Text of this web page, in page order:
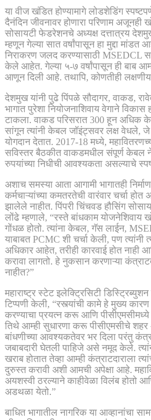
या वीज खंडित होण्यामागे लोडशेडिंग
दैनंदिन जीवनावर होणारा परिणाम अजूनही
सोसायटी फेडरेशनचे अध्यक्ष दत्तात्रय
म्हणून गेल्या सात वर्षांपासून हा मुद्दा
निराकरण जलद करण्यासाठी MSEDCL
केले आहेत. गेल्या ५-७ वर्षांपासून ही बाब
आणून दिली आहे. तथापि, कोणतीही लक्षणीय
देशमुख यांनी पुढे पिंपळे सौदागर, वाकड,
भागात पुरेशा नियोजनाशिवाय वेगाने
टाकला. वाकड परिसरात 300 हून अधिक
सांगून त्यांनी केबल जॉइंट्सवर लक्ष वेधले, जे
योगदान देतात. 2017-18 मध्ये,
सविस्तर बैठकीत वाकडमधील संपूर्ण केबल
रुपयांच्या निधीची आवश्यकता असल्याचे
अशाच समस्या आता आगामी भागातही
कर्मचाऱ्यांच्या कमतरतेची वारंवार चर्चा
झालेले नाहीत. पिंपरी चिंचवड हौसिंग
लोंढे म्हणाले, “रस्ते बांधकाम योजनेशिवाय
गोंधळ होतो. त्यांना केबल, गॅस लाईन,
याबाबत PCMC शी चर्चा केली, पण त्यांनी
अधिकार आहेत, तरीही कारवाई होत नाही
करावा लागतो. हे नुकसान करणाऱ्या
नाहीत?”
महाराष्ट्र स्टेट इलेक्ट्रिसिटी
टिप्पणी केली, “रस्त्यांची कामे हे मुख्य
करण्याचा प्रयत्न करू आणि
तिथे आम्ही सुधारणा करू पीसीएमसीचे शहर
बांधणीच्या आवश्यकतेवर भर दिला परंतु
जबाबदारी घेतली पाहिजे असे नमूद केले.
खराब होतात तेव्हा आम्ही कंत्राटदाराला
दुरुस्त करावी अशी आमची अपेक्षा आहे.
अयशस्वी ठरल्याने काहीवेळा विलंब होतो
अडथळा येतो.”
बाधित भागातील नागरिक या आव्हानांचा